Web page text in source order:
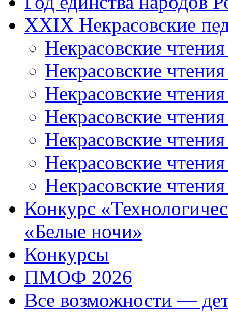
XXIX Некрасовские
Некрасовские
Некрасовские
Некрасовские
Некрасовские
Некрасовские
Некрасовские
Некрасовские
Конкурс
«Белые ночи»
Конкурсы
ПМОФ 2026
Все возможности —